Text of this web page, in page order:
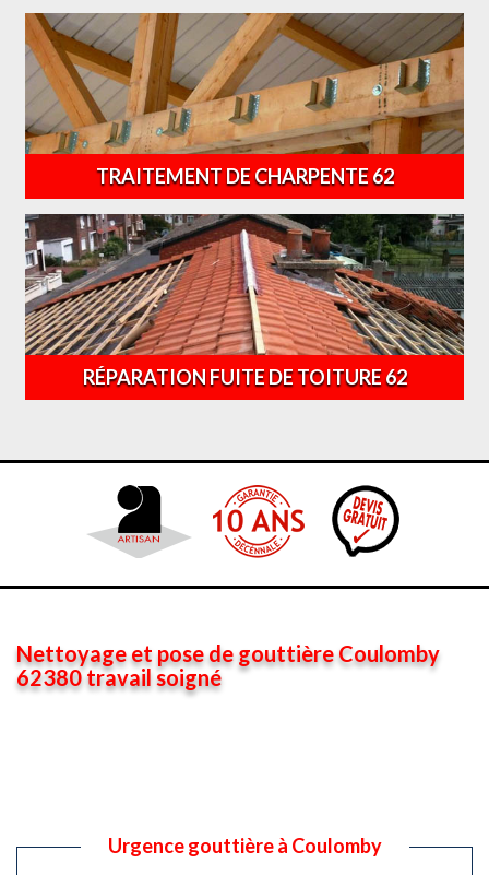
TRAITEMENT DE CHARPENTE 62
RÉPARATION FUITE DE TOITURE 62
Nettoyage et pose de gouttière Coulomby
62380 travail soigné
Urgence gouttière à Coulomby